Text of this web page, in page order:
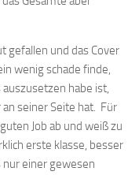
gefallen und das Cover
wenig schade finde,
habe ist,
seiner Seite hat. Für
Job ab und weiß zu
erste klasse, besser
nur einer gewesen